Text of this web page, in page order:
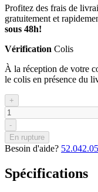
Profitez des frais de
gratuitement et
sous 48h!
Vérification Colis
À la réception de votre
le colis en présence du
+
-
En rupture
Besoin d'aide?
Spécifications